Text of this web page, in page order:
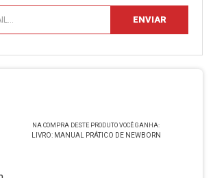
LIVRO: MANUAL PRÁTICO DE NEWBORN